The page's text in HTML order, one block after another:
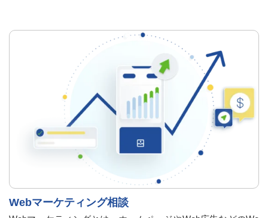
はどんなデザインや機能を備えるべきなのか？」を考え出す
と困ってしまうというお客さまの声にお応えしてこのサービ
スをご用意しました。
Webマーケティング相談